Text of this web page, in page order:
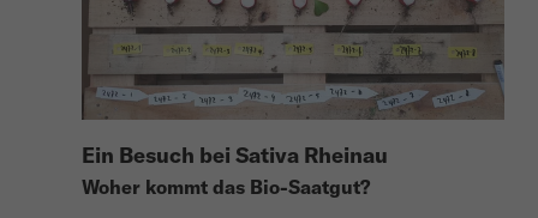
Ein Besuch bei Sativa Rheinau
Woher kommt das Bio-Saatgut?